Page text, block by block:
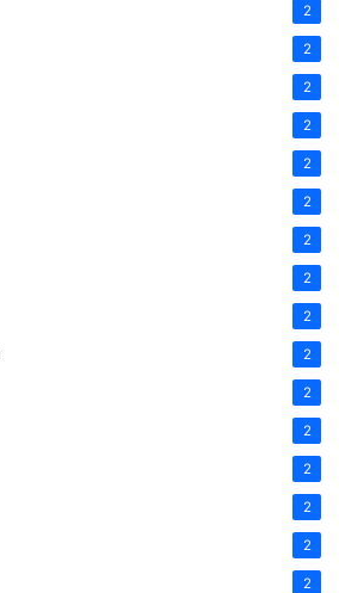
2
2
2
2
2
2
2
2
2
2
2
2
2
2
2
2